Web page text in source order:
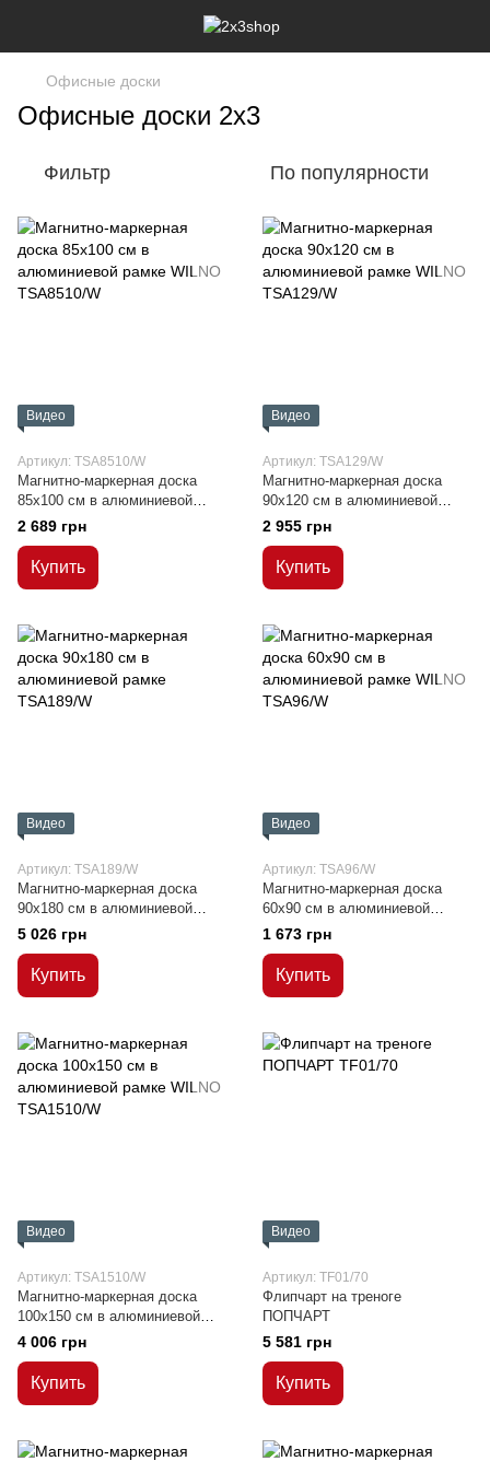
Офисные доски
Офисные доски 2х3
Фильтр По популярности
Видео
Артикул: TSA8510/W
Магнитно-маркерная доска
85x100 см в алюминиевой
рамке WILNO
2 689 грн
Купить
Видео
Артикул: TSA129/W
Магнитно-маркерная доска
90x120 см в алюминиевой
рамке WILNO
2 955 грн
Купить
Видео
Артикул: TSA189/W
Магнитно-маркерная доска
90x180 см в алюминиевой
рамке
5 026 грн
Купить
Видео
Артикул: TSA96/W
Магнитно-маркерная доска
60x90 см в алюминиевой
рамке WILNO
1 673 грн
Купить
Видео
Артикул: TSA1510/W
Магнитно-маркерная доска
100x150 см в алюминиевой
рамке WILNO
4 006 грн
Купить
Видео
Артикул: TF01/70
Флипчарт на треноге
ПОПЧАРТ
5 581 грн
Купить